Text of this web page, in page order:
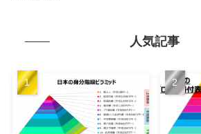
人気記事